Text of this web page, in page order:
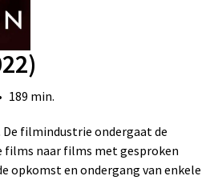
189 min.
De filmindustrie ondergaat de
films naar films met gesproken
opkomst en ondergang van enkele